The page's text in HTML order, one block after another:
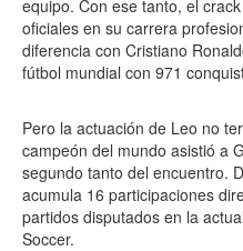
equipo. Con ese tanto, el
oficiales en su carrera
diferencia con Cristiano
fútbol mundial con 971
Pero la actuación de Leo no
campeón del mundo asistió a
segundo tanto del encuentro.
acumula 16 participaciones
partidos disputados en la
Soccer.